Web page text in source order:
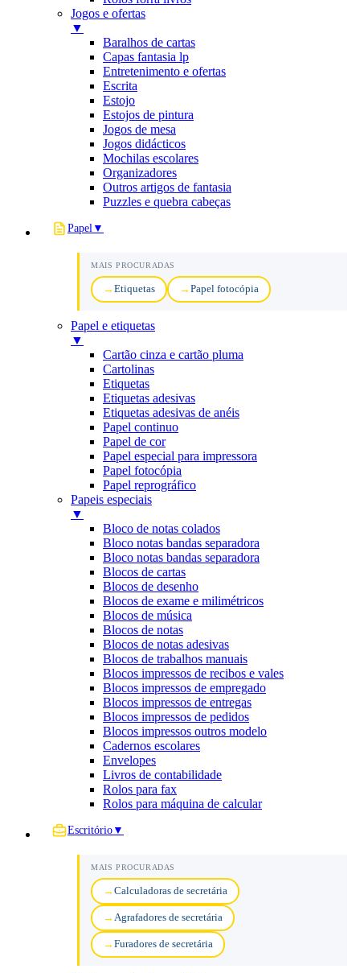
Jogos e ofertas
▼
Baralhos de cartas
Capas fantasia lp
Entretenimento e ofertas
Escrita
Estojo
Estojos de pintura
Jogos de mesa
Jogos didácticos
Mochilas escolares
Organizadores
Outros artigos de fantasia
Puzzles e quebra cabeças
Papel ▼
MAIS PROCURADAS
Etiquetas Papel fotocópia
Papel e etiquetas
▼
Cartão cinza e cartão pluma
Cartolinas
Etiquetas
Etiquetas adesivas
Etiquetas adesivas de anéis
Papel continuo
Papel de cor
Papel especial para impressora
Papel fotocópia
Papel reprográfico
Papeis especiais
▼
Bloco de notas colados
Bloco notas bandas separadora
Bloco notas bandas separadora
Blocos de cartas
Blocos de desenho
Blocos de exame e milimétricos
Blocos de música
Blocos de notas
Blocos de notas adesivas
Blocos de trabalhos manuais
Blocos impressos de recibos e vales
Blocos impressos de empregado
Blocos impressos de entregas
Blocos impressos de pedidos
Blocos impressos outros modelo
Cadernos escolares
Envelopes
Livros de contabilidade
Rolos para fax
Rolos para máquina de calcular
Escritório ▼
MAIS PROCURADAS
Calculadoras de secretária
Agrafadores de secretária
Furadores de secretária